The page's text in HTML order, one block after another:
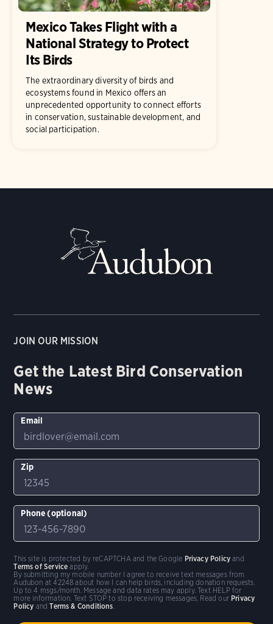
Mexico Takes Flight with a
National Strategy to Protect
Its Birds
The extraordinary diversity of birds and
ecosystems found in Mexico offers an
unprecedented opportunity to connect efforts
in conservation, sustainable development, and
social participation.
JOIN OUR MISSION
Get the Latest Bird Conservation
News
Email
Zip
Phone (optional)
By submitting my mobile number I agree to receive text messages from
Audubon at 42248 about how I can help birds, including donation requests.
Up to 4 msgs/month. Message and data rates may apply. Text HELP for
more information. Text STOP to stop receiving messages. Read our Privacy
Policy andTerms & Conditions.
This site is protected by reCAPTCHA and the Google Privacy Policy and
Terms of Service apply.